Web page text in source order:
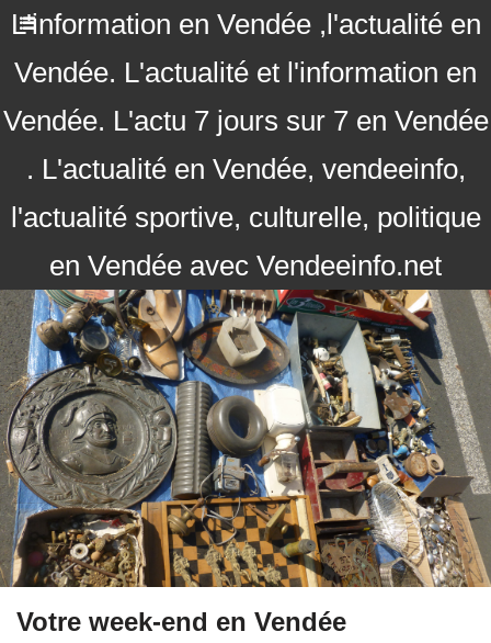
L'information en Vendée ,l'actualité en
Vendée. L'actualité et l'information en
Vendée. L'actu 7 jours sur 7 en Vendée
. L'actualité en Vendée, vendeeinfo,
l'actualité sportive, culturelle, politique
en Vendée avec Vendeeinfo.net
Votre week-end en Vendée